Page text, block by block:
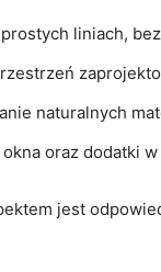
liniach,
naturalnych
oraz dodatki
jest